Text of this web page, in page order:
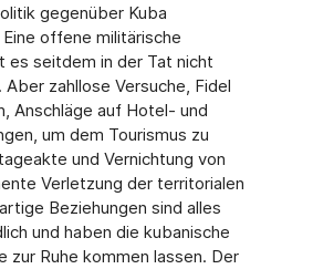
gegenüber Kuba
offene militärische
es seitdem in der Tat nicht
zahllose Versuche, Fidel
Anschläge auf Hotel- und
um dem Tourismus zu
und Vernichtung von
Verletzung der territorialen
Beziehungen sind alles
und haben die kubanische
zur Ruhe kommen lassen. Der